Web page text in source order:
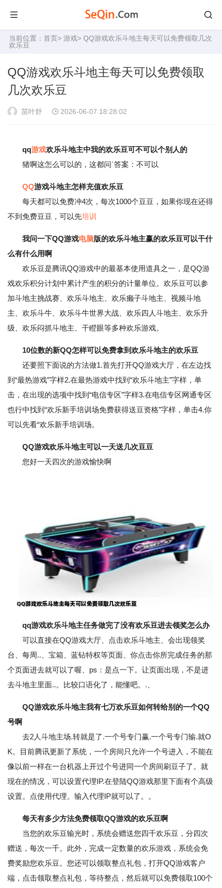
当前位置： 首页> 游戏> QQ游戏欢乐斗地主每天可以免费领取几次
欢乐豆
QQ游戏欢乐斗地主每天可以免费领取
几次欢乐豆
苗叶舒 2026-06-07 18:28:02
qq游戏欢乐斗地主中我的欢乐豆可不可以个别人的
猪啊这怎么可以的，这都问`答案：不可以
QQ游戏斗地主怎样充值欢乐豆
每天都可以免费冲4次，每次1000个豆豆，如果你现在还得
不到免费豆豆，可以先培训
我问一下QQ游戏电脑版的欢乐斗地主赢的欢乐豆可以干什
么有什么用啊
欢乐豆是腾讯QQ游戏中的最基本使用道具之一，是QQ游
戏欢乐积分计划中累计产生的积分的计量单位。欢乐豆可以参
加斗地主挑战赛、欢乐斗地主、欢乐癞子斗地主、视频斗地
主、欢乐斗牛、欢乐斗牛世界大战、欢乐四人斗地主、欢乐升
级、欢乐闷抓斗地主、干瞪眼等多种欢乐游戏。
10位数的新QQ怎样可以免费拿到欢乐斗地主的欢乐豆
还要照下面说的方法做1.首先打开QQ游戏大厅，在左边找
到“最热游戏”字样2.在最热游戏中找到“欢乐斗地主”字样，单
击，在出现的选项中找到“电信专区”字样3.在电信专区网通专区
也行中找到“欢乐新手培训场免费获得送豆资格”字样，单击4.你
可以先看“欢乐新手培训场。
QQ游戏欢乐斗地主可以一天送几次豆豆
您好一天四次的游戏愉快啊
qq游戏欢乐斗地主任务做完了没有欢乐豆进去领奖怎么办
可以直接在QQ游戏大厅、点击欢乐斗地主、会出现领奖
台、每周..、宝箱、蓝钻特权等页面、你点击你所完成任务的那
个页面进去就可以了喔、ps：是点一下。让页面出现，不是进
去斗地主里面..。比较口语化了，能懂吧。.、
QQ游戏欢乐斗地主我有七万欢乐豆如何转给别的一个QQ
号啊
去2人斗地主场.转就是了.一个号专门赢.一个号专门输.就O
K。目前腾讯更新了系统，一个房间只允许一个号进入，不能在
像以前一样在一台机器上开过个号进同一个房间刷豆子了。就
现在的情况，可以设置代理IP.在登陆QQ游戏那里下面有个高级
设置。点使用代理。输入代理IP就可以了。。
每天有多少方法免费领取QQ游戏的欢乐豆啊
当您的欢乐豆输光时，系统会赠送您四千欢乐豆，分四次
赠送，每次一千。此外，完成一定数量的欢乐游戏，系统会免
费奖励您欢乐豆。您还可以领取整点礼包，打开QQ游戏客户
端，点击领取整点礼包，等待整点，然后就可以免费领取100个